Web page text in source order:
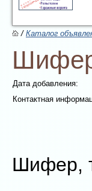
/Каталог
Дата добавления:
Контактная
Шифер,